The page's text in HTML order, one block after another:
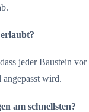
jeder Baustein
wird.
am schnellsten?